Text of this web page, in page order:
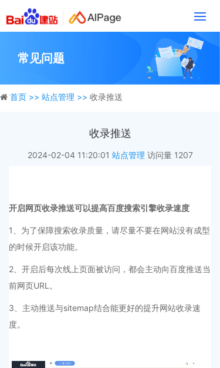
常见问题
首页 >> 站点管理 >> 收录推送
收录推送
2024-02-04 11:20:01 站点管理 访问量 1207
开启网页收录推送可以提高百度搜索引擎收录速度
1、为了保障搜索收录质量，请尽量不要在网站没有成型
的时候开启该功能。
2、开启后每次线上页面被访问，都会主动向百度推送当
前网页URL。
3、主动推送与sitemap结合能更好的提升网站收录速
度。